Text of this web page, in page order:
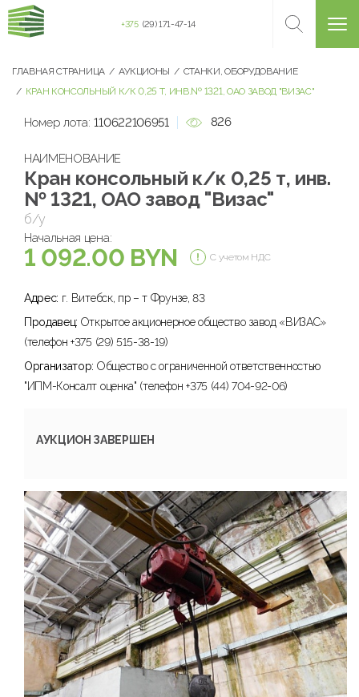
+375 (29) 171-47-14
ГЛАВНАЯ СТРАНИЦА АУКЦИОНЫ
СТАНКИ, ОБОРУДОВАНИЕ
КРАН КОНСОЛЬНЫЙ К/К 0,25 Т, ИНВ.№ 1321, ОАО ЗАВОД "ВИЗАС"
Номер лота: 110622106951 826
НАИМЕНОВАНИЕ
Кран консольный к/к 0,25 т, инв.
№ 1321, ОАО завод "Визас"
б/у
Начальная цена:
1 092.00 BYN С учетом НДС
Адрес: г. Витебск, пр – т Фрунзе, 83
Продавец: Открытое акционерное общество завод «ВИЗАС»
(телефон +375 (29) 515-38-19)
Организатор: Общество с ограниченной ответственностью
"ИПМ-Консалт оценка" (телефон +375 (44) 704-92-06)
АУКЦИОН ЗАВЕРШЕН